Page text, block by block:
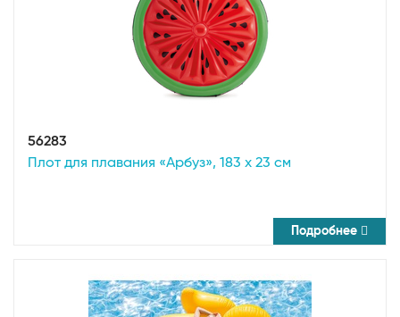
56283
Плот для плавания «Арбуз», 183 х 23 см
Подробнее